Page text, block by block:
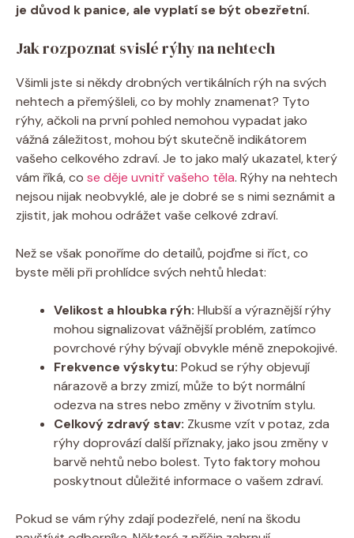
je důvod k panice, ale vyplatí se být obezřetní.
Jak rozpoznat svislé rýhy na nehtech
Všimli jste si někdy drobných vertikálních rýh na svých
nehtech a přemýšleli, co by mohly znamenat? Tyto
rýhy, ačkoli na první pohled nemohou vypadat jako
vážná záležitost, mohou být skutečně indikátorem
vašeho celkového zdraví. Je to jako malý ukazatel, který
vám říká, co se děje uvnitř vašeho těla. Rýhy na nehtech
nejsou nijak neobvyklé, ale je dobré se s nimi seznámit a
zjistit, jak mohou odrážet vaše celkové zdraví.
Než se však ponoříme do detailů, pojďme si říct, co
byste měli při prohlídce svých nehtů hledat:
Velikost a hloubka rýh: Hlubší a výraznější rýhy
mohou signalizovat vážnější problém, zatímco
povrchové rýhy bývají obvykle méně znepokojivé.
Frekvence výskytu: Pokud se rýhy objevují
nárazově a brzy zmizí, může to být normální
odezva na stres nebo změny v životním stylu.
Celkový zdravý stav: Zkusme vzít v potaz, zda
rýhy doprovází další příznaky, jako jsou změny v
barvě nehtů nebo bolest. Tyto faktory mohou
poskytnout důležité informace o vašem zdraví.
Pokud se vám rýhy zdají podezřelé, není na škodu